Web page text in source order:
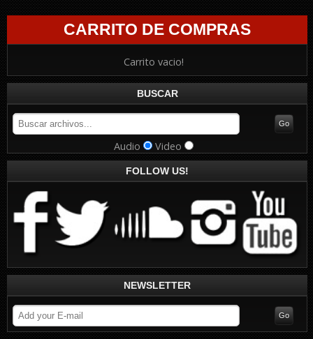
CARRITO DE COMPRAS
Carrito vacio!
BUSCAR
Audio Video
FOLLOW US!
NEWSLETTER